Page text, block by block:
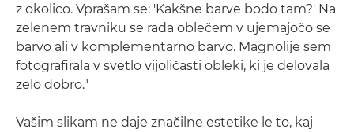
z okolico. Vprašam se: 'Kakšne barve bodo tam?' Na
zelenem travniku se rada oblečem v ujemajočo se
barvo ali v komplementarno barvo. Magnolije sem
fotografirala v svetlo vijoličasti obleki, ki je delovala
zelo dobro."
Vašim slikam ne daje značilne estetike le to, kaj